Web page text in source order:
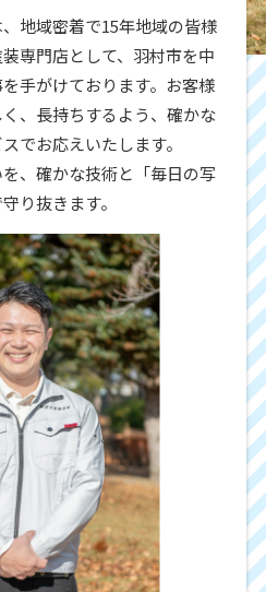
地域密着で15年地域の皆様
専門店として、羽村市を中
手がけております。お客様
、長持ちするよう、確かな
でお応えいたします。
、確かな技術と「毎日の写
り抜きます。